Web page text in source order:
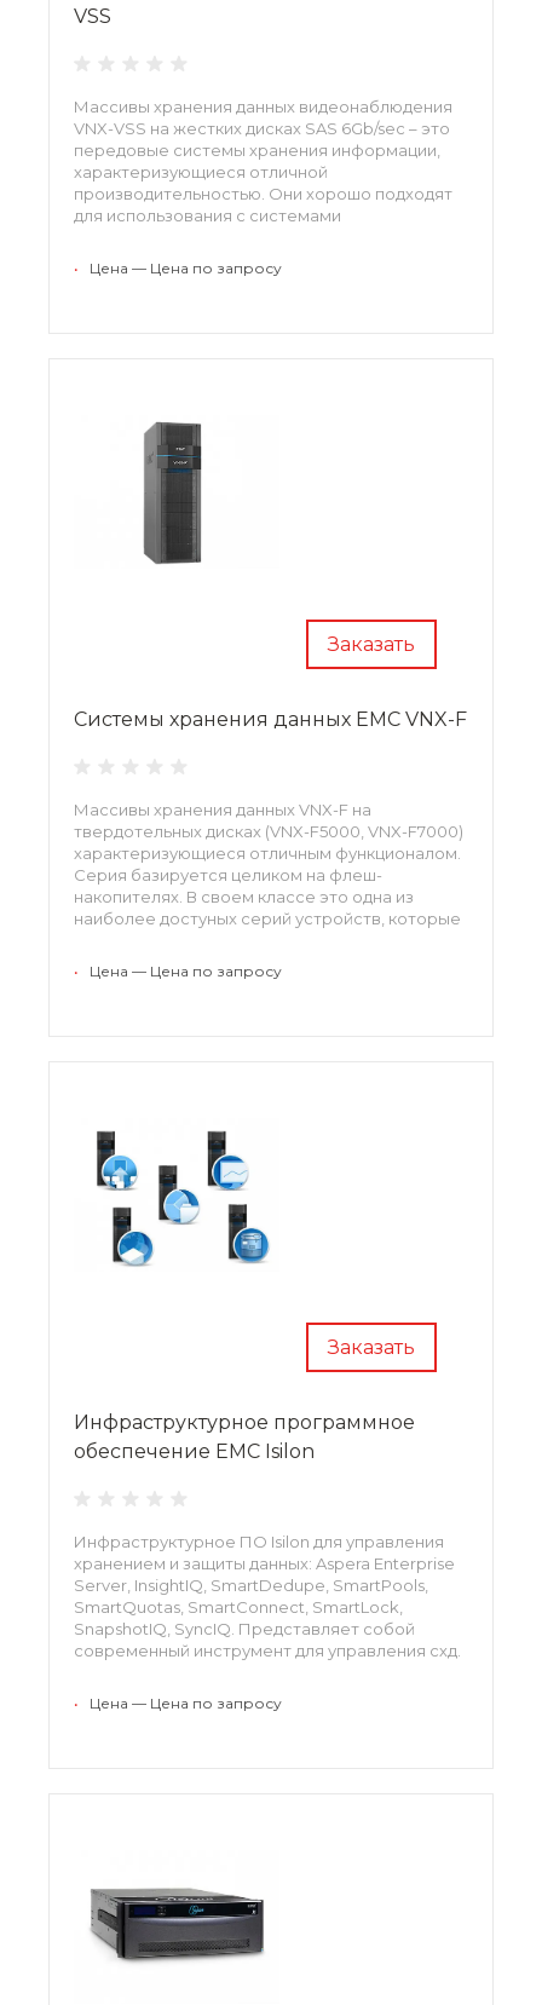
VSS
Массивы хранения данных видеонаблюдения
VNX-VSS на жестких дисках SAS 6Gb/sec – это
передовые системы хранения информации,
характеризующиеся отличной
производительностью. Они хорошо подходят
для использования с системами
разными приложениями. В основе этих
• Цена — Цена по запросу
Заказать
Системы хранения данных EMC VNX-F
Массивы хранения данных VNX-F на
твердотельных дисках (VNX-F5000, VNX-F7000)
характеризующиеся отличным функционалом.
Серия базируется целиком на флеш-
накопителях. В своем классе это одна из
наиболее достуных серий устройств, которые
доступности. Устройства базируются на
• Цена — Цена по запросу
Заказать
Инфраструктурное программное
обеспечение EMC Isilon
Инфраструктурное ПО Isilon для управления
хранением и защиты данных: Aspera Enterprise
Server, InsightIQ, SmartDedupe, SmartPools,
SmartQuotas, SmartConnect, SmartLock,
SnapshotIQ, SyncIQ. Представляет собой
современный инструмент для управления схд.
ресурсов хранения, лучше контролировать
• Цена — Цена по запросу